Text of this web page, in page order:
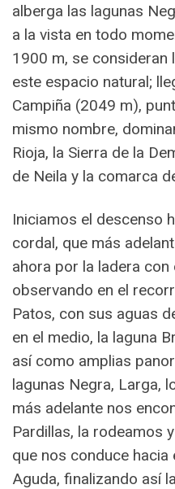
alberga las lagunas
a la vista en todo
1900 m, se
este espacio natural;
Campiña (2049 m),
mismo nombre,
Rioja, la Sierra de la
de Neila y la comarca
Iniciamos el descenso
cordal, que más
ahora por la ladera con
observando en el
Patos, con sus aguas
en el medio, la laguna
así como amplias
lagunas Negra, Larga,
más adelante nos
Pardillas, la rodeamos
que nos conduce
Aguda, finalizando así